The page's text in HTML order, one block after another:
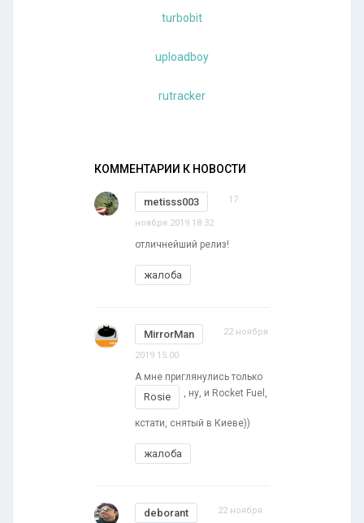
turbobit
uploadboy
rutracker
КОММЕНТАРИИ К НОВОСТИ
metisss003 17
ноября 2019 18:32
отличнейший релиз!
жалоба
MirrorMan 22 ноября
2019 15:00
А мне приглянулись только
Rosie , ну, и Rocket Fuel,
кстати, снятый в Киеве))
жалоба
deborant 22 ноября